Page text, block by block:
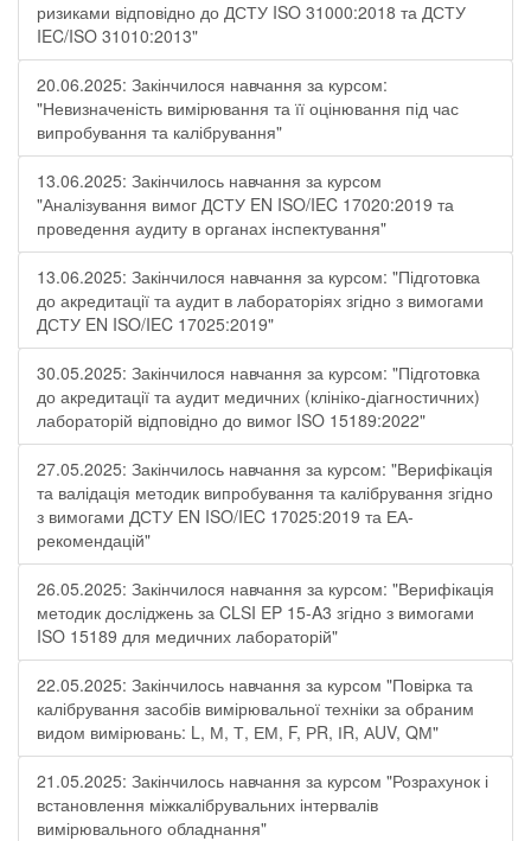
ризиками відповідно до ДСТУ ISO 31000:2018 та ДСТУ
IEC/ISO 31010:2013"
20.06.2025: Закінчилося навчання за курсом:
"Невизначеність вимірювання та її оцінювання під час
випробування та калібрування"
13.06.2025: Закінчилось навчання за курсом
"Аналізування вимог ДСТУ EN ISO/IEC 17020:2019 та
проведення аудиту в органах інспектування"
13.06.2025: Закінчилося навчання за курсом: "Підготовка
до акредитації та аудит в лабораторіях згідно з вимогами
ДСТУ EN ISO/IEC 17025:2019"
30.05.2025: Закінчилося навчання за курсом: "Підготовка
до акредитації та аудит медичних (клініко-діагностичних)
лабораторій відповідно до вимог ISO 15189:2022"
27.05.2025: Закінчилось навчання за курсом: "Верифікація
та валідація методик випробування та калібрування згідно
з вимогами ДСТУ EN ISO/IEC 17025:2019 та ЕА-
рекомендацій"
26.05.2025: Закінчилося навчання за курсом: "Верифікація
методик досліджень за CLSI EP 15-A3 згідно з вимогами
ISO 15189 для медичних лабораторій"
22.05.2025: Закінчилось навчання за курсом "Повірка та
калібрування засобів вимірювальної техніки за обраним
видом вимірювань: L, М, Т, ЕМ, F, РR, ІR, АUV, QМ"
21.05.2025: Закінчилось навчання за курсом "Розрахунок і
встановлення міжкалібрувальних інтервалів
вимірювального обладнання"